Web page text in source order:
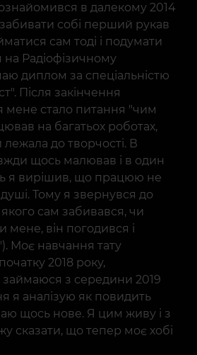
в далекому 2014
собі перший рукав
сам тоді і подумати
на Радіофізичному
диплом за спеціальністю
Після закінчення
мене стало питання "чим
на багатьох роботах,
до творчості. В
щось малював і в один
я вирішив, що працюю не
Тому я звернувся до
сам забивався, чи
мене, він погодився і
Моє навчання тату
2018 року,
з середини 2019
я аналізую як повидить
щось нове. Я цим живу і з
сказати, що тепер моє хобі